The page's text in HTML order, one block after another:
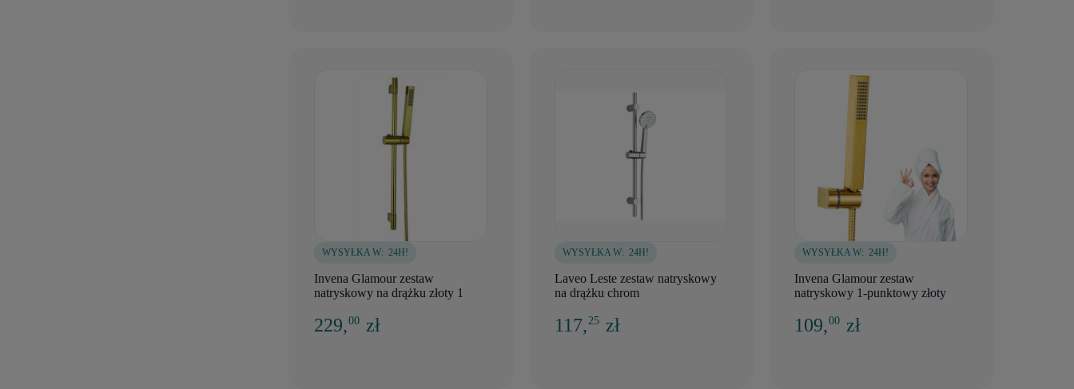
WYSYŁKA W: 24H!
Invena Glamour zestaw
natryskowy na drążku złoty 1
229,00 zł
WYSYŁKA W: 24H!
Laveo Leste zestaw natryskowy
na drążku chrom
117,25 zł
WYSYŁKA W: 24H!
Invena Glamour zestaw
natryskowy 1-punktowy złoty
109,00 zł